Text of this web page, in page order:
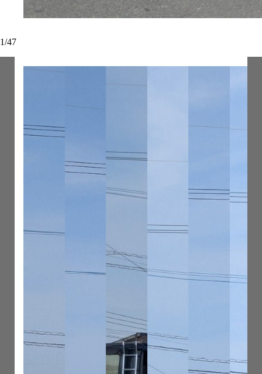
1/47